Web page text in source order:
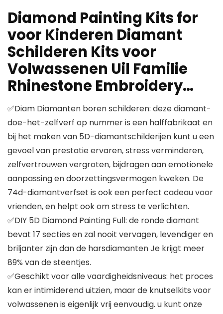
Diamond Painting Kits for
voor Kinderen Diamant
Schilderen Kits voor
Volwassenen Uil Familie
Rhinestone Embroidery…
✅Diam Diamanten boren schilderen: deze diamant-
doe-het-zelfverf op nummer is een halffabrikaat en
bij het maken van 5D-diamantschilderijen kunt u een
gevoel van prestatie ervaren, stress verminderen,
zelfvertrouwen vergroten, bijdragen aan emotionele
aanpassing en doorzettingsvermogen kweken. De
74d-diamantverfset is ook een perfect cadeau voor
vrienden, en helpt ook om stress te verlichten.
✅DIY 5D Diamond Painting Full: de ronde diamant
bevat 17 secties en zal nooit vervagen, levendiger en
briljanter zijn dan de harsdiamanten Je krijgt meer
89% van de steentjes.
✅Geschikt voor alle vaardigheidsniveaus: het proces
kan er intimiderend uitzien, maar de knutselkits voor
volwassenen is eigenlijk vrij eenvoudig. u kunt onze